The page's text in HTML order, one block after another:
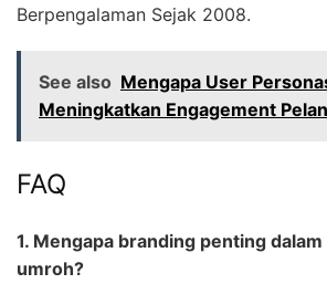
Berpengalaman Sejak 2008.
See also Mengapa User
Meningkatkan Engagement
FAQ
1. Mengapa branding penting
umroh?